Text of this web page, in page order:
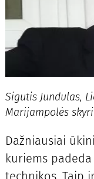
Sigutis Jundulas,
Marijampolės
Dažniausiai
kuriems
technikos. Taip